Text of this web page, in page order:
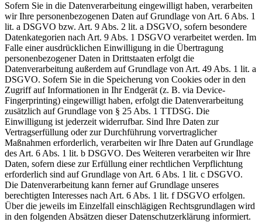
Sofern Sie in die Datenverarbeitung eingewilligt haben, verarbeiten
wir Ihre personenbezogenen Daten auf Grundlage von Art. 6 Abs. 1
lit. a DSGVO bzw. Art. 9 Abs. 2 lit. a DSGVO, sofern besondere
Datenkategorien nach Art. 9 Abs. 1 DSGVO verarbeitet werden. Im
Falle einer ausdrücklichen Einwilligung in die Übertragung
personenbezogener Daten in Drittstaaten erfolgt die
Datenverarbeitung außerdem auf Grundlage von Art. 49 Abs. 1 lit. a
DSGVO. Sofern Sie in die Speicherung von Cookies oder in den
Zugriff auf Informationen in Ihr Endgerät (z. B. via Device-
Fingerprinting) eingewilligt haben, erfolgt die Datenverarbeitung
zusätzlich auf Grundlage von § 25 Abs. 1 TTDSG. Die
Einwilligung ist jederzeit widerrufbar. Sind Ihre Daten zur
Vertragserfüllung oder zur Durchführung vorvertraglicher
Maßnahmen erforderlich, verarbeiten wir Ihre Daten auf Grundlage
des Art. 6 Abs. 1 lit. b DSGVO. Des Weiteren verarbeiten wir Ihre
Daten, sofern diese zur Erfüllung einer rechtlichen Verpflichtung
erforderlich sind auf Grundlage von Art. 6 Abs. 1 lit. c DSGVO.
Die Datenverarbeitung kann ferner auf Grundlage unseres
berechtigten Interesses nach Art. 6 Abs. 1 lit. f DSGVO erfolgen.
Über die jeweils im Einzelfall einschlägigen Rechtsgrundlagen wird
in den folgenden Absätzen dieser Datenschutzerklärung informiert.